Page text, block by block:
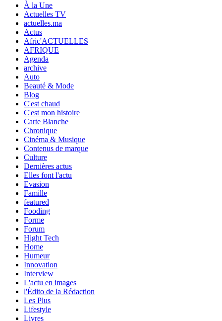
À la Une
Actuelles TV
actuelles.ma
Actus
Afric'ACTUELLES
AFRIQUE
Agenda
archive
Auto
Beauté & Mode
Blog
C'est chaud
C'est mon histoire
Carte Blanche
Chronique
Cinéma & Musique
Contenus de marque
Culture
Dernières actus
Elles font l'actu
Evasion
Famille
featured
Fooding
Forme
Forum
Hight Tech
Home
Humeur
Innovation
Interview
L'actu en images
l'Édito de la Rédaction
Les Plus
Lifestyle
Livres